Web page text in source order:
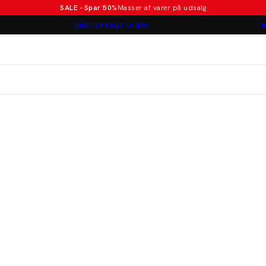
SALE - Spar 50%Masser af varer på udsalg
GRATIS FRAGT V/ 499,-Poloer i nye farver
Jakkesæt fra 1499 kr.
Lindbergh